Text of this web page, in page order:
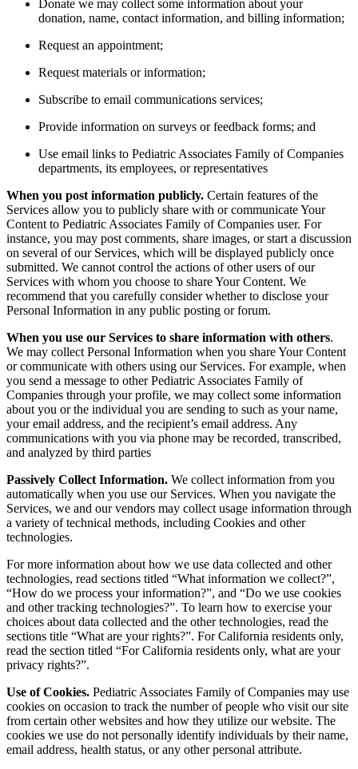
Donate we may collect some information about your
donation, name, contact information, and billing information;
Request an appointment;
Request materials or information;
Subscribe to email communications services;
Provide information on surveys or feedback forms; and
Use email links to Pediatric Associates Family of Companies
departments, its employees, or representatives
When you post information publicly. Certain features of the
Services allow you to publicly share with or communicate Your
Content to Pediatric Associates Family of Companies user. For
instance, you may post comments, share images, or start a discussion
on several of our Services, which will be displayed publicly once
submitted. We cannot control the actions of other users of our
Services with whom you choose to share Your Content. We
recommend that you carefully consider whether to disclose your
Personal Information in any public posting or forum.
When you use our Services to share information with others.
We may collect Personal Information when you share Your Content
or communicate with others using our Services. For example, when
you send a message to other Pediatric Associates Family of
Companies through your profile, we may collect some information
about you or the individual you are sending to such as your name,
your email address, and the recipient’s email address. Any
communications with you via phone may be recorded, transcribed,
and analyzed by third parties
Passively Collect Information. We collect information from you
automatically when you use our Services. When you navigate the
Services, we and our vendors may collect usage information through
a variety of technical methods, including Cookies and other
technologies.
For more information about how we use data collected and other
technologies, read sections titled “What information we collect?”,
“How do we process your information?”, and “Do we use cookies
and other tracking technologies?”. To learn how to exercise your
choices about data collected and the other technologies, read the
sections title “What are your rights?”. For California residents only,
read the section titled “For California residents only, what are your
privacy rights?”.
Use of Cookies. Pediatric Associates Family of Companies may use
cookies on occasion to track the number of people who visit our site
from certain other websites and how they utilize our website. The
cookies we use do not personally identify individuals by their name,
email address, health status, or any other personal attribute.